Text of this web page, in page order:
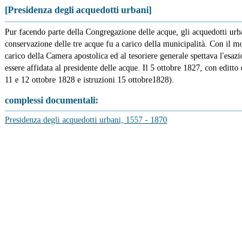
[Presidenza degli acquedotti urbani]
Pur facendo parte della Congregazione delle acque, gli acquedotti
conservazione delle tre acque fu a carico della municipalità. Con il
carico della Camera apostolica ed al tesoriere generale spettava
essere affidata al presidente delle acque. Il 5 ottobre 1827, con
11 e 12 ottobre 1828 e istruzioni 15 ottobre1828).
complessi documentali:
Presidenza degli acquedotti urbani, 1557 - 1870